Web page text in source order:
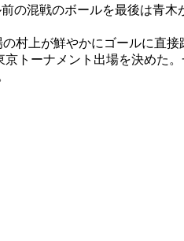
の混戦のボールを最後は青木
村上が鮮やかにゴールに直
トーナメント出場を決めた